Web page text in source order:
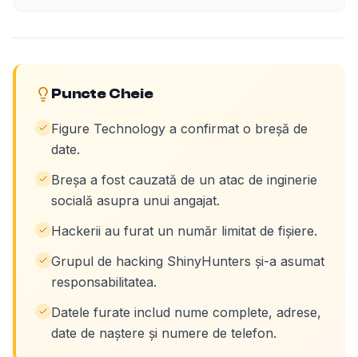
Puncte Cheie
Figure Technology a confirmat o breșă de
date.
Breșa a fost cauzată de un atac de inginerie
socială asupra unui angajat.
Hackerii au furat un număr limitat de fișiere.
Grupul de hacking ShinyHunters și-a asumat
responsabilitatea.
Datele furate includ nume complete, adrese,
date de naștere și numere de telefon.